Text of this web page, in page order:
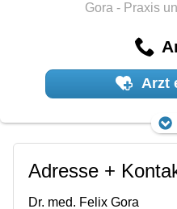
Gora - Praxis
Arzt
Adresse +
Dr. med. Felix Gora